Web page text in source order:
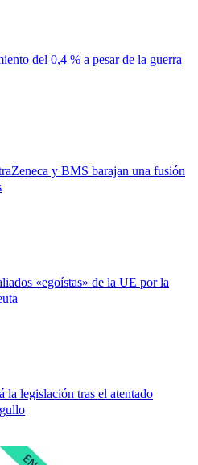
del 0,4 % a pesar de la guerra
y BMS barajan una fusión
«egoístas» de la UE por la
la legislación tras el atentado